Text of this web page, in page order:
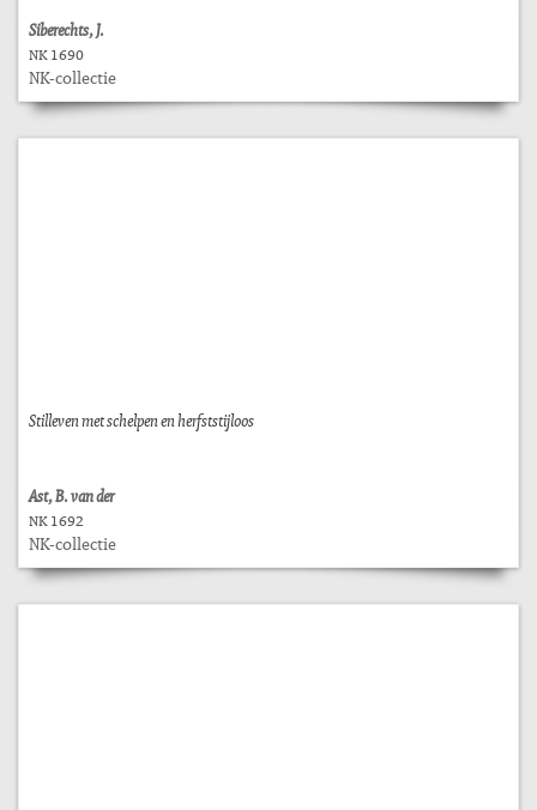
Siberechts, J.
NK 1690
NK-collectie
Stilleven met schelpen en herfststijloos
Ast, B. van der
NK 1692
NK-collectie